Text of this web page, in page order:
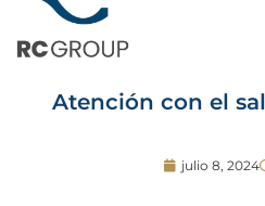
Atención con el
julio 8, 2024